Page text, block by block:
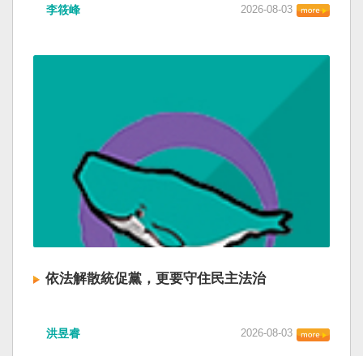
李筱峰 2026-08-03
依法解散統促黨，更要守住民主法治
洪昱睿 2026-08-03